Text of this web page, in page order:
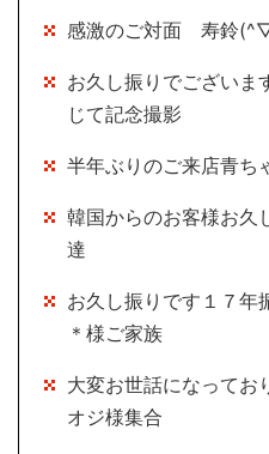
感激のご対面 寿鈴
お久し振りでござい
じて記念撮影
半年ぶりのご来店青
韓国からのお客様お久
達
お久し振りです１７
＊様ご家族
大変お世話になってお
オジ様集合